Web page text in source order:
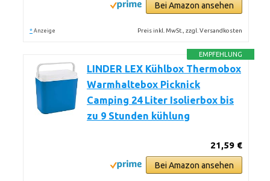
Bei Amazon ansehen
* Anzeige Preis inkl. MwSt., zzgl. Versandkosten
EMPFEHLUNG
LINDER LEX Kühlbox Thermobox
Warmhaltebox Picknick
Camping 24 Liter Isolierbox bis
zu 9 Stunden kühlung
21,59 €
Bei Amazon ansehen